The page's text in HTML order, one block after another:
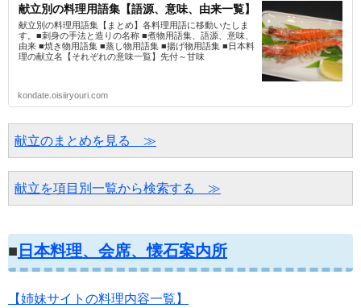
献立別の料理用語集【語源、意味、由来一覧】
献立別の料理用語集【まとめ】各料理用語に移動いたしま
す。■刺身の手法と造りの名称 ■煮物用語集、語源、意味、
由来 ■焼き物用語集 ■蒸し物用語集 ■揚げ物用語集 ■日本料
理の献立名【それぞれの意味一覧】先付～甘味
kondate.oisiiryouri.com
献立のまとめを見る　≫
献立を項目別一覧から検索する　≫
■ 日本料理、会席、懐石案内所
【姉妹サイトの料理内容一覧】